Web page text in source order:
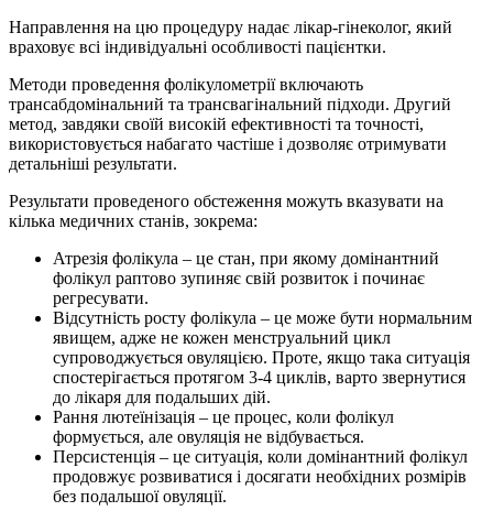
Направлення на цю процедуру надає лікар-гінеколог, який
враховує всі індивідуальні особливості пацієнтки.
Методи проведення фолікулометрії включають
трансабдомінальний та трансвагінальний підходи. Другий
метод, завдяки своїй високій ефективності та точності,
використовується набагато частіше і дозволяє отримувати
детальніші результати.
Результати проведеного обстеження можуть вказувати на
кілька медичних станів, зокрема:
Атрезія фолікула – це стан, при якому домінантний
фолікул раптово зупиняє свій розвиток і починає
регресувати.
Відсутність росту фолікула – це може бути нормальним
явищем, адже не кожен менструальний цикл
супроводжується овуляцією. Проте, якщо така ситуація
спостерігається протягом 3-4 циклів, варто звернутися
до лікаря для подальших дій.
Рання лютеїнізація – це процес, коли фолікул
формується, але овуляція не відбувається.
Персистенція – це ситуація, коли домінантний фолікул
продовжує розвиватися і досягати необхідних розмірів
без подальшої овуляції.